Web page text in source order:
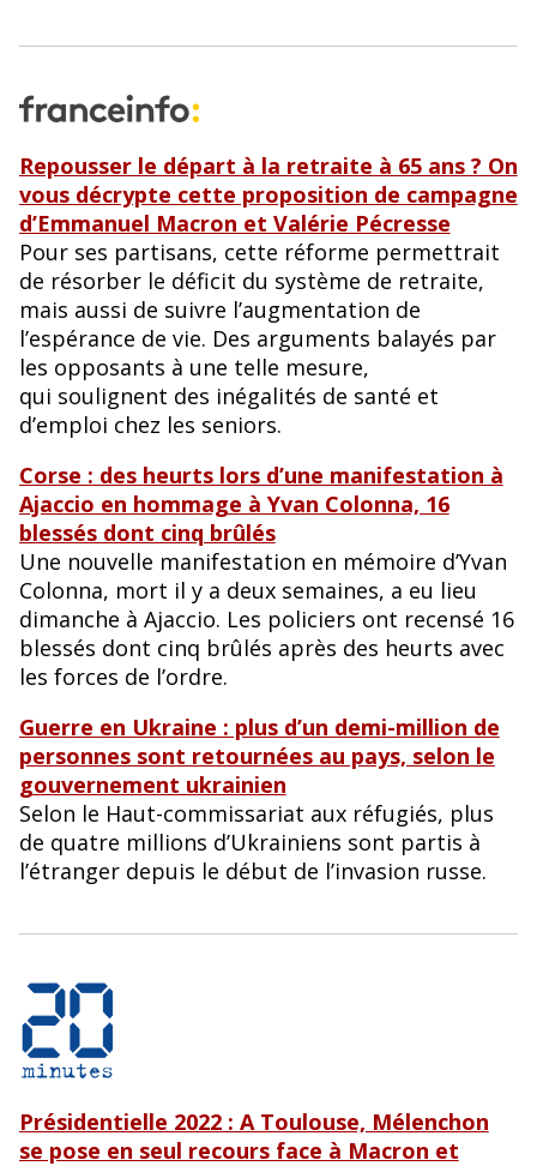
Repousser le départ à la retraite à 65 ans ? On
vous décrypte cette proposition de campagne
d’Emmanuel Macron et Valérie Pécresse
Pour ses partisans, cette réforme permettrait
de résorber le déficit du système de retraite,
mais aussi de suivre l’augmentation de
l’espérance de vie. Des arguments balayés par
les opposants à une telle mesure,
qui soulignent des inégalités de santé et
d’emploi chez les seniors.
Corse : des heurts lors d’une manifestation à
Ajaccio en hommage à Yvan Colonna, 16
blessés dont cinq brûlés
Une nouvelle manifestation en mémoire d’Yvan
Colonna, mort il y a deux semaines, a eu lieu
dimanche à Ajaccio. Les policiers ont recensé 16
blessés dont cinq brûlés après des heurts avec
les forces de l’ordre.
Guerre en Ukraine : plus d’un demi-million de
personnes sont retournées au pays, selon le
gouvernement ukrainien
Selon le Haut-commissariat aux réfugiés, plus
de quatre millions d’Ukrainiens sont partis à
l’étranger depuis le début de l’invasion russe.
Présidentielle 2022 : A Toulouse, Mélenchon
se pose en seul recours face à Macron et